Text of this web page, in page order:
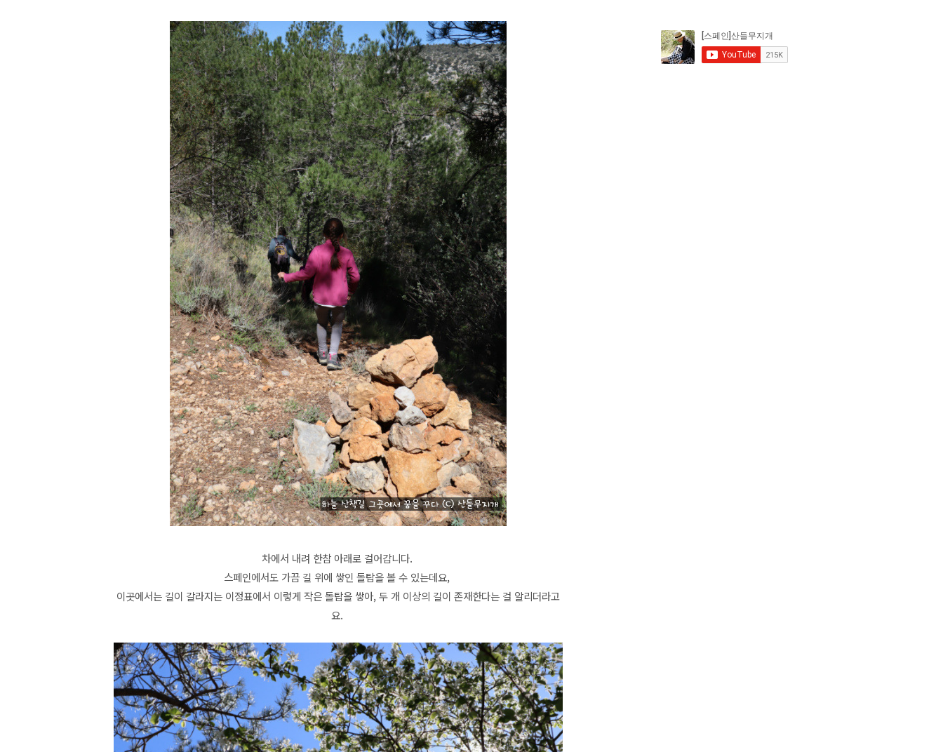
차에서 내려 한참 아래로 걸어갑니다.
스페인에서도 가끔 길 위에 쌓인 돌탑을 볼 수 있는데요,
이곳에서는 길이 갈라지는 이정표에서 이렇게 작은 돌탑을 쌓아, 두 개 이상의 길이 존재한다는 걸 알리더라고
요.